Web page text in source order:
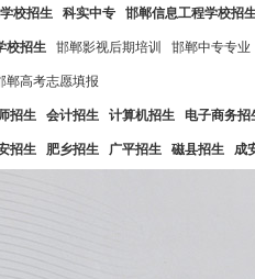
校招生 科实中专 邯郸信息工程学校招
校招生 邯郸影视后期培训 邯郸中专专业
郸高考志愿填报
招生 会计招生 计算机招生 电子商务招
招生 肥乡招生 广平招生 磁县招生 成